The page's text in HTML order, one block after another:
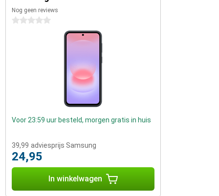
Nog geen reviews
0 sterren
Voor 23:59 uur besteld, morgen gratis in huis
39,99 adviesprijs Samsung
24,95
In winkelwagen